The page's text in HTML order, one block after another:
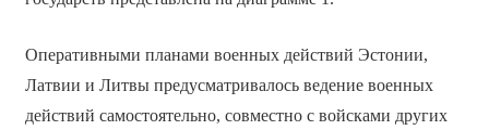
Оперативными планами военных действий Эстонии,
Латвии и Литвы предусматривалось ведение военных
действий самостоятельно, совместно с войсками других